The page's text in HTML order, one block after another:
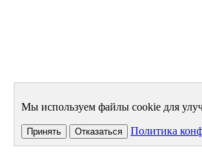
Мы используем файлы cookie для
Принять Отказаться Политика